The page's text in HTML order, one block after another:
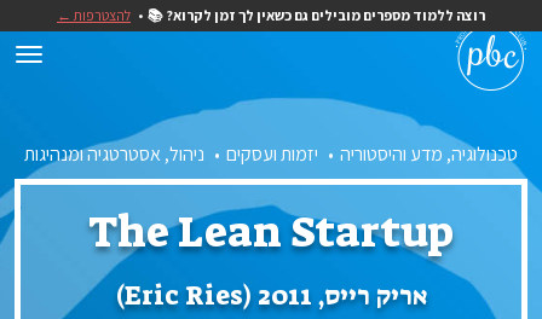
רוצה ללמוד מספרים מובילים גם כשאין לך זמן לקרוא? 📚 להצטרפות ←
טכנולוגיה, מדע והיסטוריה יזמות ועסקים ניהול, אסטרטגיה ומנהיגות
The Lean Startup
אריק רייס, 2011 (Eric Ries)